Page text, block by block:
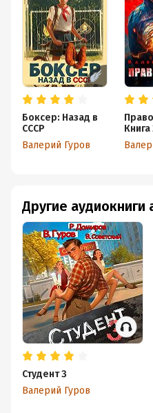
Боксер: Назад в
СССР
Валерий Гуров
Книга
Другие аудиокниги
Студент 3
Валерий Гуров